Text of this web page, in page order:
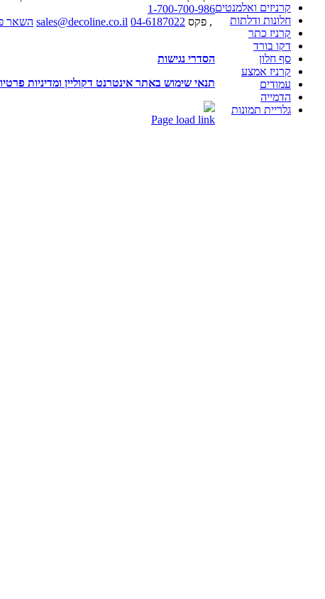
קרניזים ואלמנטים
חלונות ודלתות
קרניז כתר
דקו בורד
סף חלון
קרניז אמצע
עמודים
הדמייה
גלריית תמונות
1-700-700-986
, פקס 04-6187022
sales@decoline.co.il השאר
הסדרי נגישות
תנאי שימוש באתר אינטרנט דקוליין ומדיניות
Waze
Page load link